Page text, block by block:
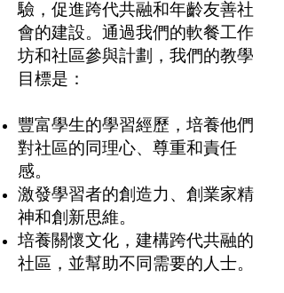
驗，促進跨代共融和年齡友善社
會的建設。通過我們的軟餐工作
坊和社區參與計劃，我們的教學
目標是：
豐富學生的學習經歷，培養他們
對社區的同理心、尊重和責任
感。
激發學習者的創造力、創業家精
神和創新思維。
培養關懷文化，建構跨代共融的
社區，並幫助不同需要的人士。